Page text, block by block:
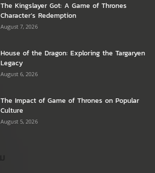
The Kingslayer Got: A Game of Thrones
Character’s Redemption
August 7, 2026
House of the Dragon: Exploring the Targaryen
Legacy
August 6, 2026
The Impact of Game of Thrones on Popular
Culture
August 5, 2026